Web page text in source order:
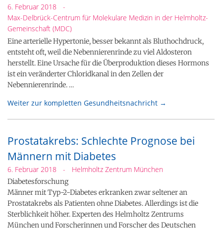
6. Februar 2018
-
Max-Delbrück-Centrum für Molekulare Medizin in der Helmholtz-
Gemeinschaft (MDC)
Eine arterielle Hypertonie, besser bekannt als Bluthochdruck,
entsteht oft, weil die Nebennierenrinde zu viel Aldosteron
herstellt. Eine Ursache für die Überproduktion dieses Hormons
ist ein veränderter Chloridkanal in den Zellen der
Nebennierenrinde. …
Weiter zur kompletten Gesundheitsnachricht →
Prostatakrebs: Schlechte Prognose bei
Männern mit Diabetes
6. Februar 2018 - Helmholtz Zentrum München
Diabetesforschung
Männer mit Typ-2-Diabetes erkranken zwar seltener an
Prostatakrebs als Patienten ohne Diabetes. Allerdings ist die
Sterblichkeit höher. Experten des Helmholtz Zentrums
München und Forscherinnen und Forscher des Deutschen